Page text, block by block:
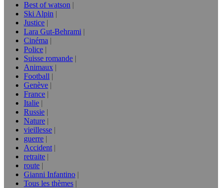
Best of watson
Ski Alpin
Justice
Lara Gut-Behrami
Cinéma
Police
Suisse romande
Animaux
Football
Genève
France
Italie
Russie
Nature
vieillesse
guerre
Accident
retraite
route
Gianni Infantino
Tous les thèmes